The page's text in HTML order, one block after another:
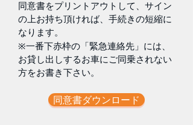
同意書をプリントアウトして、サイン
の上お持ち頂ければ、手続きの短縮に
なります。
※一番下赤枠の「緊急連絡先」には、
お貸し出しするお車にご同乗されない
方をお書き下さい。
同意書ダウンロード